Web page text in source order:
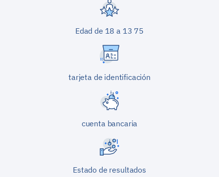
Edad de 18 a 13 75
tarjeta de identificación
cuenta bancaria
Estado de resultados